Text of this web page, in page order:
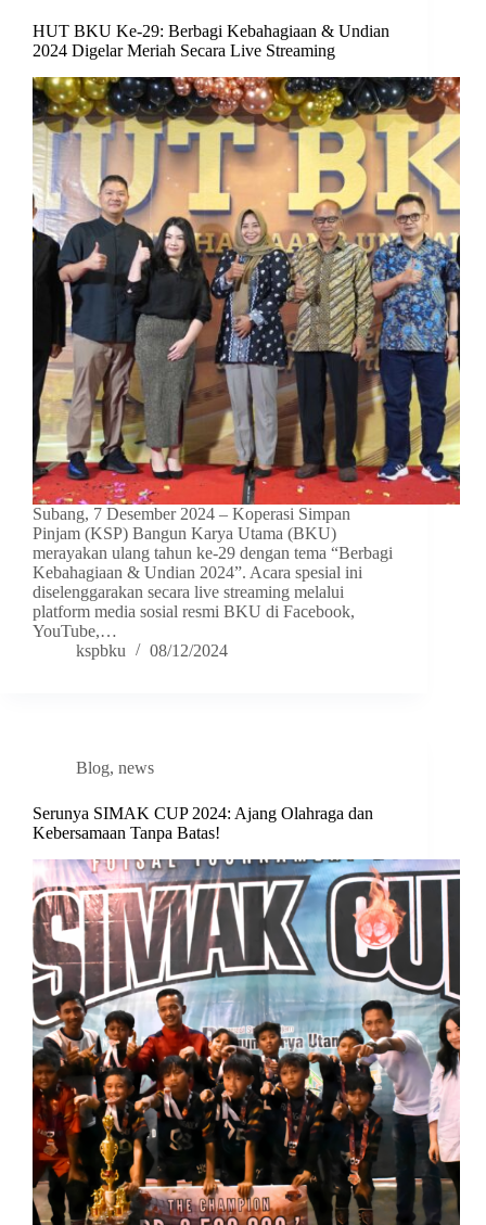
HUT BKU Ke-29: Berbagi Kebahagiaan & Undian
2024 Digelar Meriah Secara Live Streaming
Subang, 7 Desember 2024 – Koperasi Simpan
Pinjam (KSP) Bangun Karya Utama (BKU)
merayakan ulang tahun ke-29 dengan tema “Berbagi
Kebahagiaan & Undian 2024”. Acara spesial ini
diselenggarakan secara live streaming melalui
platform media sosial resmi BKU di Facebook,
YouTube,…
kspbku
08/12/2024
Blog, news
Serunya SIMAK CUP 2024: Ajang Olahraga dan
Kebersamaan Tanpa Batas!